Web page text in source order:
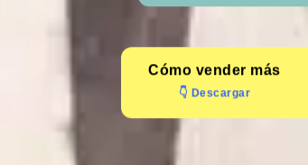
Cómo vender más
👇 Descargar